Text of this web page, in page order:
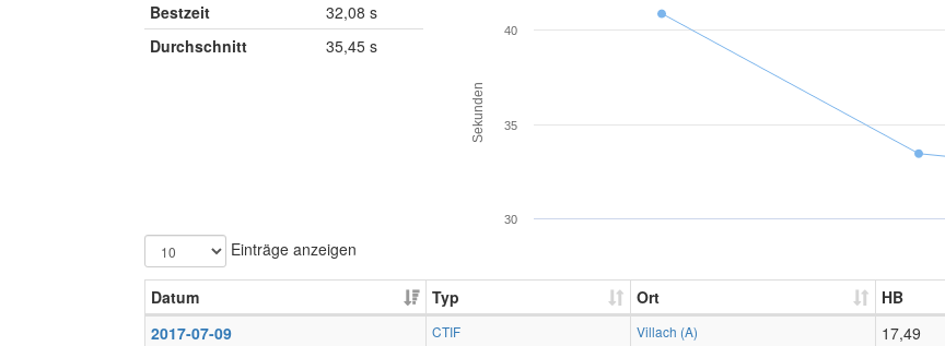
Bestzeit
32,08 s
Durchschnitt
35,45 s
Sekunden
30
35
40
Einträge anzeigen
Datum Typ Ort HB
2017-07-09
CTIF Villach (A) 17,49